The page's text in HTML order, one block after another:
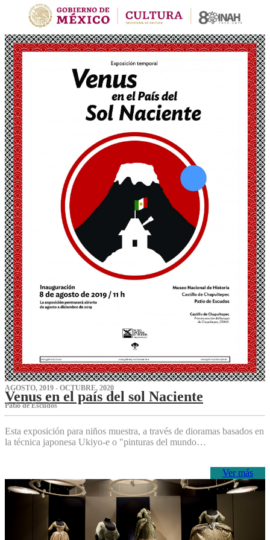
AGOSTO, 2019 - OCTUBRE, 2020
Venus en el país del sol Naciente
P‌atio de Escudos
Esta exposición para niños muestra, a través de dioramas basados en
la técnica japonesa Ukiyo-e o "pinturas del mundo…
Ver más